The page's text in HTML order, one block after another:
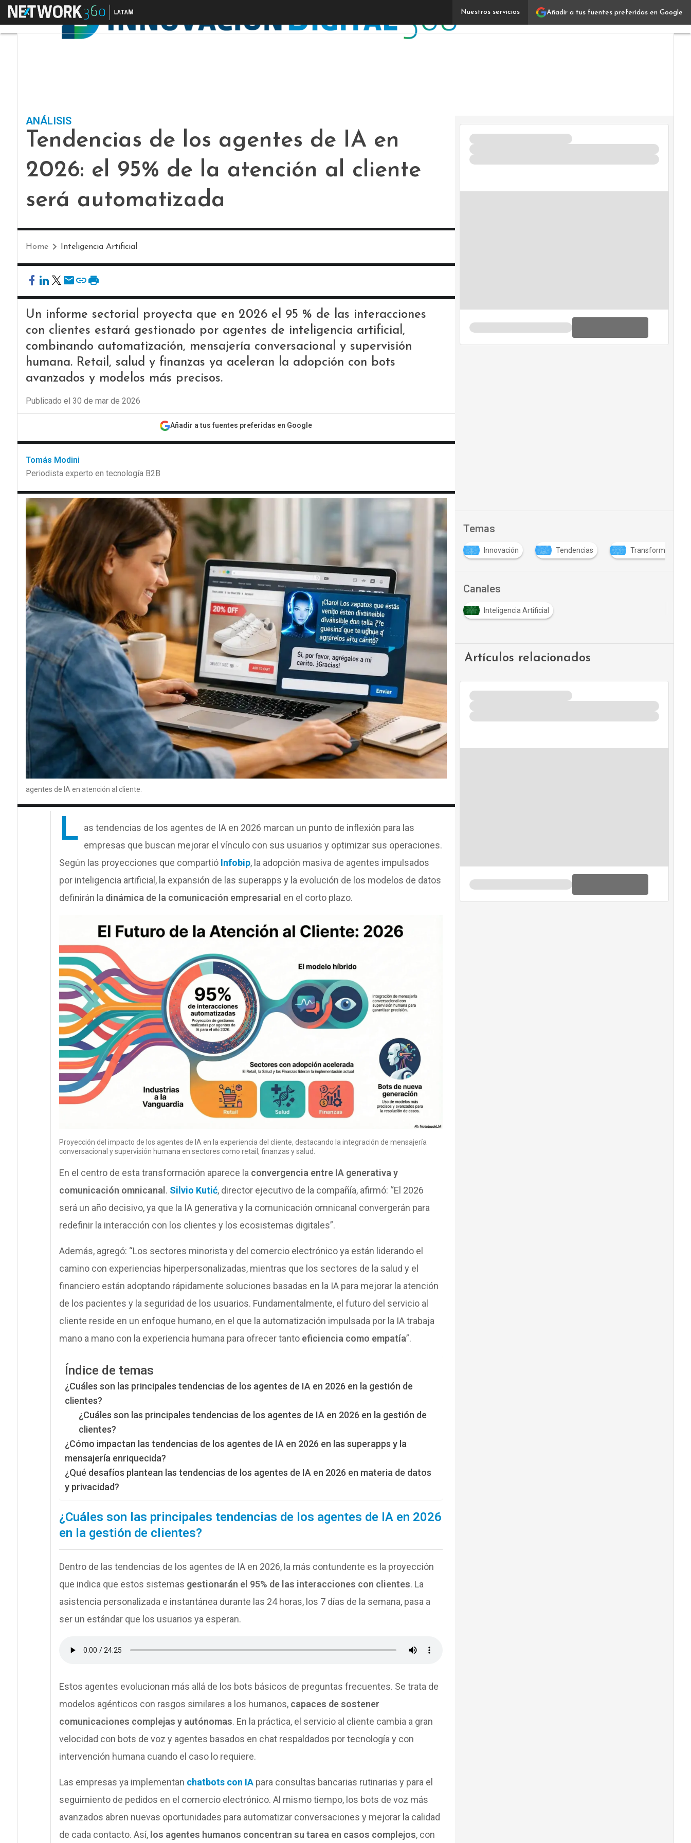
Añadir a tus fuentes preferidas en Google
Nuestros servicios
Menú Tendencias de los agentes de IA en 2026: el 95% de
ANÁLISIS
Tendencias de los agentes de IA en
2026: el 95% de la atención al cliente
será automatizada
Home Inteligencia Artificial
Un informe sectorial proyecta que en 2026 el 95 % de las interacciones
con clientes estará gestionado por agentes de inteligencia artificial,
combinando automatización, mensajería conversacional y supervisión
humana. Retail, salud y finanzas ya aceleran la adopción con bots
avanzados y modelos más precisos.
Publicado el 30 de mar de 2026
Añadir a tus fuentes preferidas en Google
Tomás Modini
Periodista experto en tecnología B2B
agentes de IA en atención al cliente.
L as tendencias de los agentes de IA en 2026 marcan un punto de inflexión para las
empresas que buscan mejorar el vínculo con sus usuarios y optimizar sus operaciones.
Según las proyecciones que compartió Infobip, la adopción masiva de agentes impulsados
por inteligencia artificial, la expansión de las superapps y la evolución de los modelos de datos
definirán la dinámica de la comunicación empresarial en el corto plazo.
Proyección del impacto de los agentes de IA en la experiencia del cliente, destacando la integración de mensajería
conversacional y supervisión humana en sectores como retail, finanzas y salud.
En el centro de esta transformación aparece la convergencia entre IA generativa y
comunicación omnicanal . Silvio Kutić, director ejecutivo de la compañía, afirmó: “El 2026
será un año decisivo, ya que la IA generativa y la comunicación omnicanal convergerán para
redefinir la interacción con los clientes y los ecosistemas digitales”.
Además, agregó: “Los sectores minorista y del comercio electrónico ya están liderando el
camino con experiencias hiperpersonalizadas, mientras que los sectores de la salud y el
financiero están adoptando rápidamente soluciones basadas en la IA para mejorar la atención
de los pacientes y la seguridad de los usuarios. Fundamentalmente, el futuro del servicio al
cliente reside en un enfoque humano, en el que la automatización impulsada por la IA trabaja
mano a mano con la experiencia humana para ofrecer tanto eficiencia como empatía”.
Índice de temas
¿Cuáles son las principales tendencias de los agentes de IA en 2026 en la gestión de
clientes?
¿Cuáles son las principales tendencias de los agentes de IA en 2026 en la gestión de
clientes?
¿Cómo impactan las tendencias de los agentes de IA en 2026 en las superapps y la
mensajería enriquecida?
¿Qué desafíos plantean las tendencias de los agentes de IA en 2026 en materia de datos
y privacidad?
¿Cuáles son las principales tendencias de los agentes de IA en 2026
en la gestión de clientes?
Dentro de las tendencias de los agentes de IA en 2026, la más contundente es la proyección
que indica que estos sistemas gestionarán el 95% de las interacciones con clientes. La
asistencia personalizada e instantánea durante las 24 horas, los 7 días de la semana, pasa a
ser un estándar que los usuarios ya esperan.
Estos agentes evolucionan más allá de los bots básicos de preguntas frecuentes. Se trata de
modelos agénticos con rasgos similares a los humanos, capaces de sostener
comunicaciones complejas y autónomas. En la práctica, el servicio al cliente cambia a gran
velocidad con bots de voz y agentes basados en chat respaldados por tecnología y con
intervención humana cuando el caso lo requiere.
Las empresas ya implementan chatbots con IApara consultas bancarias rutinarias y para el
seguimiento de pedidos en el comercio electrónico. Al mismo tiempo, los bots de voz más
avanzados abren nuevas oportunidades para automatizar conversaciones y mejorar la calidad
de cada contacto. Así, los agentes humanos concentran su tarea en casos complejos, con
Temas
Experiencia de Cliente Innovación Tendencias Transformación
Canales
Inteligencia Artificial
Artículos relacionados